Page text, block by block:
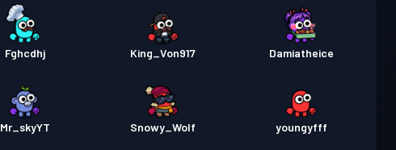
Fghcdhj King_Von917 Damiatheice
Mr_skyYT Snowy_Wolf youngyfff